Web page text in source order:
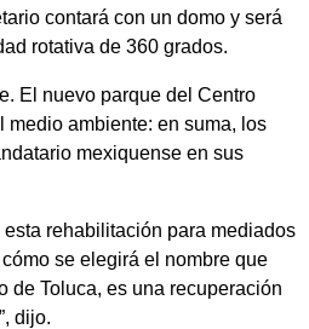
contará con un domo y será
rotativa de 360 grados.
El nuevo parque del Centro
medio ambiente: en suma, los
mexiquense en sus
rehabilitación para mediados
se elegirá el nombre que
de Toluca, es una recuperación
dijo.